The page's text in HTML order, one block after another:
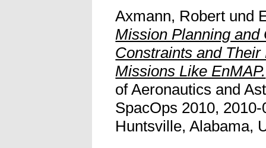
Axmann, Robert und
Mission Planning and
Constraints and
Missions Like EnMAP.
of Aeronautics and
SpacOps 2010,
Huntsville, Alabama,